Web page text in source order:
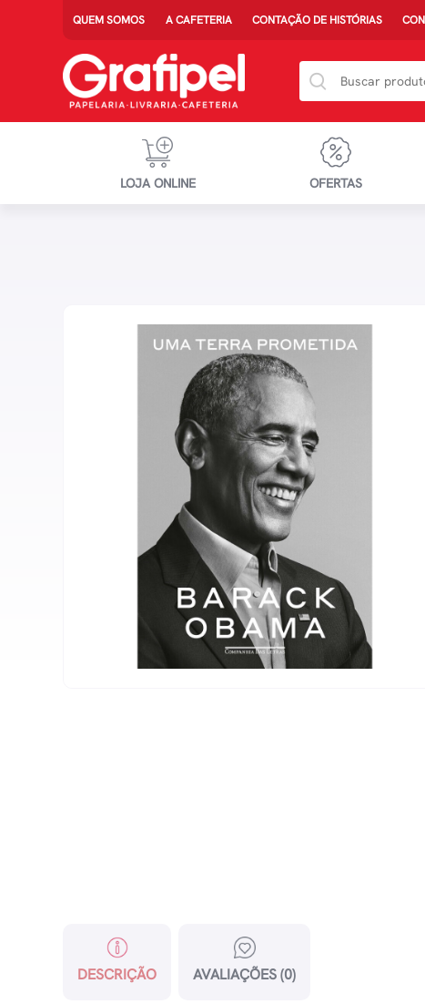
QUEM SOMOS A CAFETERIA CONTAÇÃO DE HISTÓRIAS
LOJA ONLINE OFERTAS
DESCRIÇÃO AVALIAÇÕES (0)